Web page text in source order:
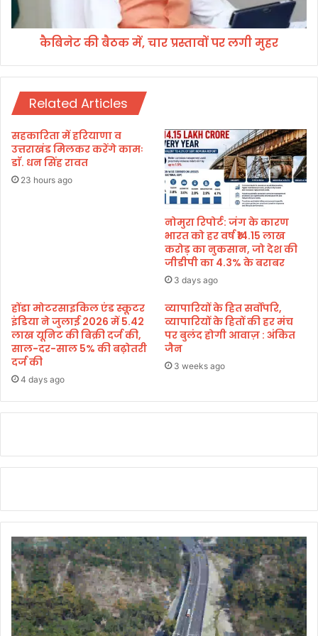
गि
र
,
टा
फ
रा
र
में
स्ता
वों
प
र
ल
गी
कैबिनेट की बैठक में, चार प्रस्तावों पर लगी मुहर
Related Articles
सहकारिता में हरियाणा व
उत्तराखंड मिलकर करेंगे कामः
डाॅ. धन सिंह रावत
23 hours ago
नोमुरा रिपोर्ट: जंग के कारण
भारत को हर वर्ष ₹14.15 लाख
करोड़ का नुकसान, जो देश की
जीडीपी का 4.3% के बराबर
3 days ago
होंडा मोटरसाइकिल एंड स्कूटर
इंडिया ने जुलाई 2026 में 5.42
लाख यूनिट की बिक्री दर्ज की,
साल-दर-साल 5% की बढ़ोतरी
दर्ज की
4 days ago
व्यापारियों के हित सर्वोपरि,
व्यापारियों के हितों की हर मंच
पर बुलंद होगी आवाज़ : अंकित
जैन
3 weeks ago